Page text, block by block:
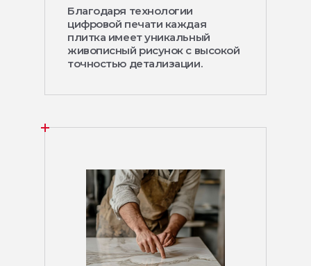
Благодаря технологии
цифровой печати каждая
плитка имеет уникальный
живописный рисунок с высокой
точностью детализации.